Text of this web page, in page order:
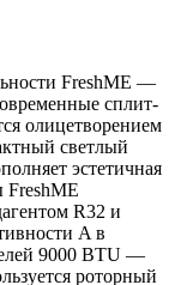
FreshME —
сплит-
олицетворением
светлый
эстетичная
FreshME
R32 и
A в
9000 BTU —
роторный